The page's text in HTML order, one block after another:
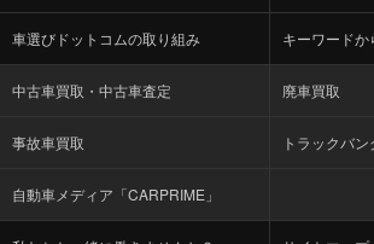
車選びドットコムの取り組み キーワードか
中古車買取・中古車査定 廃車買取
事故車買取 トラックバン
自動車メディア「CARPRIME」